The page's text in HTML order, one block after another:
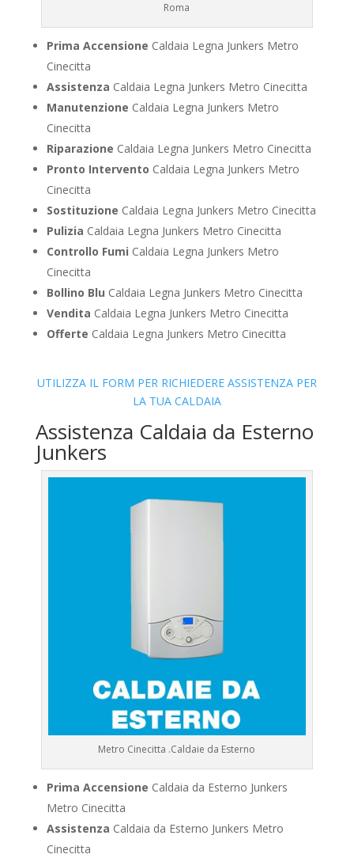
Roma
Prima Accensione Caldaia Legna Junkers Metro
Cinecitta
Assistenza Caldaia Legna Junkers Metro Cinecitta
Manutenzione Caldaia Legna Junkers Metro
Cinecitta
Riparazione Caldaia Legna Junkers Metro Cinecitta
Pronto Intervento Caldaia Legna Junkers Metro
Cinecitta
Sostituzione Caldaia Legna Junkers Metro Cinecitta
Pulizia Caldaia Legna Junkers Metro Cinecitta
Controllo Fumi Caldaia Legna Junkers Metro
Cinecitta
Bollino Blu Caldaia Legna Junkers Metro Cinecitta
Vendita Caldaia Legna Junkers Metro Cinecitta
Offerte Caldaia Legna Junkers Metro Cinecitta
UTILIZZA IL FORM PER RICHIEDERE ASSISTENZA PER
LA TUA CALDAIA
Assistenza Caldaia da Esterno
Junkers
Metro Cinecitta .Caldaie da Esterno
Prima Accensione Caldaia da Esterno Junkers
Metro Cinecitta
Assistenza Caldaia da Esterno Junkers Metro
Cinecitta